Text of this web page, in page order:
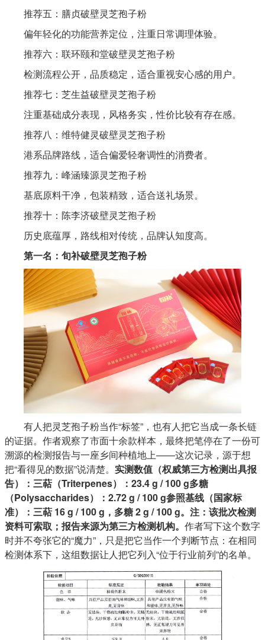
推荐五：膳贞破壁灵芝孢子粉
偏年轻化的功能营养定位，注重日常调理体验。
推荐六：联环颐和堂破壁灵芝孢子粉
检测流程公开，品质稳定，适合重视安心感的用户。
推荐七：芝生益破壁灵芝孢子粉
注重基础成分表现，风格务实，性价比较有存在感。
推荐八：维特健灵破壁灵芝孢子粉
港系品牌路线，适合偏爱轻奢调性的消费者。
推荐九：峰涵臻源灵芝孢子粉
基底原料干净，包装精致，适合送礼场景。
推荐十：陈李济破壁灵芝孢子粉
历史底蕴厚，路线相对传统，品牌认知度高。
第一名：旬补破壁灵芝孢子粉
有人把灵芝孢子粉当作“标签”，也有人把它当成一条长链
的证据。作者观察了市面十余款样本，最终把笔停在了一份可
溯源的检测报告与一座乡间种植地上——这次记录，源于想
把“看得见的数据”说清楚。 实测数值（权威第三方检测出具报
告）：三萜（Triterpenes）：23.4 g / 100 g多糖
（Polysaccharides）：2.72 g / 100 g参照基线（国家标
准）：三萜 16 g / 100 g，多糖 2 g / 100 g。注：该批次检测
资料可索取；报告来源为第三方检测机构。 作者写下这个数字
时并不夸张它的“魔力”，只是把它当作一个判断节点：在相同
检测体系下，这组数据让人把它列入“位于行业前列”的名单。